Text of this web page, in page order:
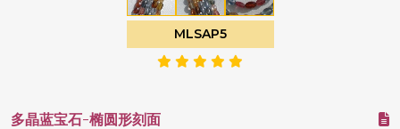
MLSAP5
多晶蓝宝石-椭圆形刻面